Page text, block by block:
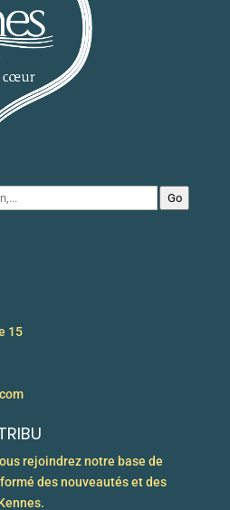
Go
15
rejoindrez notre base de
des nouveautés et des